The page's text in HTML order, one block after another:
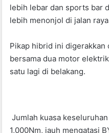
lebih lebar dan sports bar
lebih menonjol di jalan
Pikap hibrid ini
bersama dua motor
satu lagi di belakang.
Jumlah kuasa
1,000Nm, jauh mengatasi